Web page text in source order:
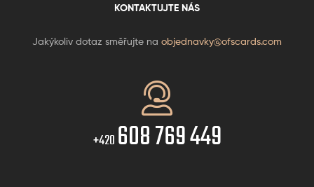
KONTAKTUJTE NÁS
Jakýkoliv dotaz směřujte na objednavky@ofscards.com
+420 608 769 449